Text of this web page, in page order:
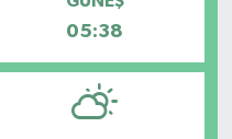
05:38